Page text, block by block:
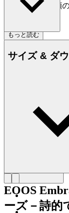
ズ可能で、7種類
とができます。
もっと読む
マーティン・ベ
(1968～)、ハラル
たデザインスタ
チで高い評価を
方法を取り入れ
な工業的・社会
賞と世界的な評価
詳しく見る EOOS
サイズ & ダ
EOOS
ーズ－詩的